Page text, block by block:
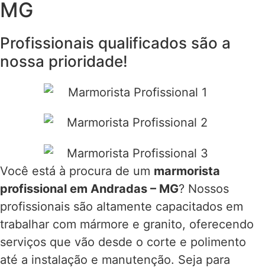
MG
Profissionais qualificados são a
nossa prioridade!
Você está à procura de um marmorista
profissional em Andradas – MG? Nossos
profissionais são altamente capacitados em
trabalhar com mármore e granito, oferecendo
serviços que vão desde o corte e polimento
até a instalação e manutenção. Seja para